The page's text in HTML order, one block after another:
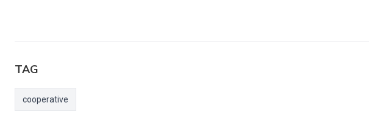
TAG
cooperative